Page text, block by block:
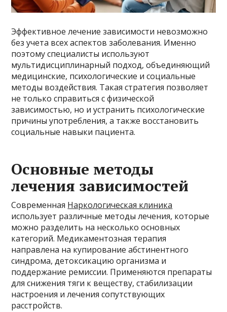
Эффективное лечение зависимости невозможно
без учета всех аспектов заболевания. Именно
поэтому специалисты используют
мультидисциплинарный подход, объединяющий
медицинские, психологические и социальные
методы воздействия. Такая стратегия позволяет
не только справиться с физической
зависимостью, но и устранить психологические
причины употребления, а также восстановить
социальные навыки пациента.
Основные методы
лечения зависимостей
Современная Наркологическая клиника
использует различные методы лечения, которые
можно разделить на несколько основных
категорий. Медикаментозная терапия
направлена на купирование абстинентного
синдрома, детоксикацию организма и
поддержание ремиссии. Применяются препараты
для снижения тяги к веществу, стабилизации
настроения и лечения сопутствующих
расстройств.